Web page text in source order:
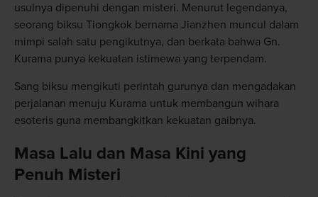
usulnya dipenuhi dengan misteri. Menurut legendanya,
seorang biksu Tiongkok bernama Jianzhen muncul dalam
mimpi salah satu pengikutnya, dan berkata bahwa Gn.
Kurama punya kekuatan istimewa yang terpendam.
Sang biksu mengikuti perintah gurunya dan mengadakan
perjalanan menuju Kurama untuk membangun wihara
esoteris guna membangkitkan kekuatan gaibnya.
Masa Lalu dan Masa Kini yang
Penuh Misteri